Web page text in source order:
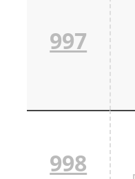
997
998